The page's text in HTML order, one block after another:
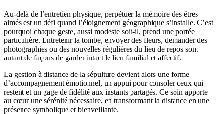
Au-delà de l’entretien physique, perpétuer la mémoire des êtres
aimés est un défi quand l’éloignement géographique s’installe. C’est
pourquoi chaque geste, aussi modeste soit-il, prend une portée
particulière. Entretenir la tombe, envoyer des fleurs, demander des
photographies ou des nouvelles régulières du lieu de repos sont
autant de façons de garder intact le lien familial et affectif.
La gestion à distance de la sépulture devient alors une forme
d’accompagnement émotionnel, un appui pour consoler ceux qui
restent et un gage de fidélité aux instants partagés. Ce soin apporte
au cœur une sérénité nécessaire, en transformant la distance en une
présence symbolique et bienveillante.